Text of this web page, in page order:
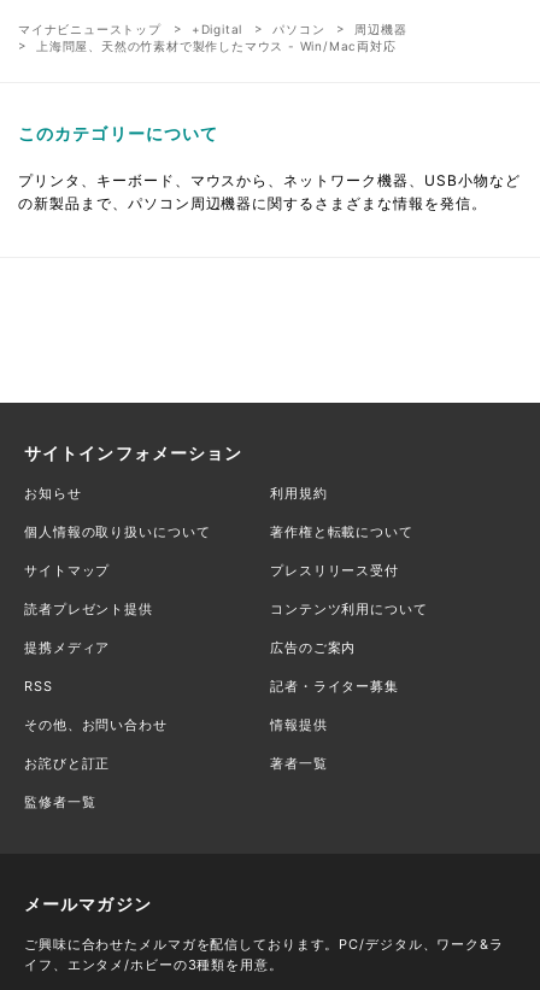
マイナビニューストップ +Digital パソコン
周辺機器
上海問屋、天然の竹素材で製作したマウス - Win/Mac両対応
このカテゴリーについて
プリンタ、キーボード、マウスから、ネットワーク機器、USB小物など
の新製品まで、パソコン周辺機器に関するさまざまな情報を発信。
サイトインフォメーション
お知らせ 利用規約
個人情報の取り扱いについて 著作権と転載について
サイトマップ プレスリリース受付
読者プレゼント提供 コンテンツ利用について
提携メディア 広告のご案内
RSS 記者・ライター募集
その他、お問い合わせ 情報提供
お詫びと訂正 著者一覧
監修者一覧
メールマガジン
ご興味に合わせたメルマガを配信しております。PC/デジタル、ワーク&ラ
イフ、エンタメ/ホビーの3種類を用意。